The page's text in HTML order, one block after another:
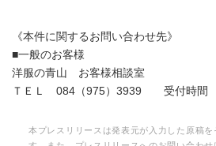
《本件に関するお問い合わせ先》
■一般のお客様
洋服の青山 お客様相談室
ＴＥＬ 084（975）3939 受付時間
本プレスリリースは発表元が入力した原稿を